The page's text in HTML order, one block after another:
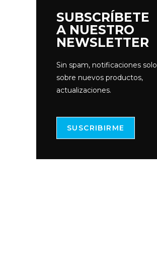
SUBSCRÍBETE
A NUESTRO
NEWSLETTER
Sin spam, notificaciones solo
sobre nuevos productos,
actualizaciones.
SUSCRIBIRME